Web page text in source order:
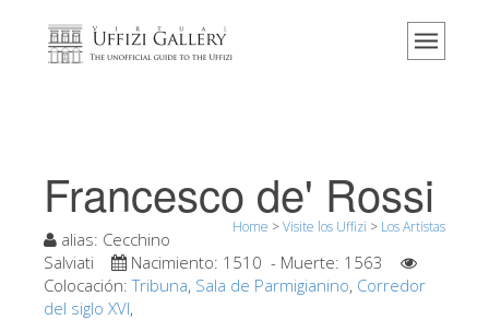
Home
Eventos y exposiciones
Los comentarios de los visitantes
Contáctenos
Francesco de' Rossi
Home >Visite los Uffizi > Los Artistas
alias: Cecchino
Salviati
Nacimiento: 1510 - Muerte: 1563
Colocación:Tribuna, Sala de Parmigianino, Corredor
del siglo XVI,